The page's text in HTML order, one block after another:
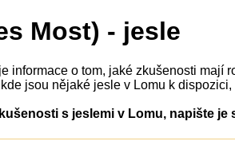
Most) - jesle
informace o tom, jaké zkušenosti mají
jsou nějaké jesle v Lomu k
s jeslemi v Lomu, napište